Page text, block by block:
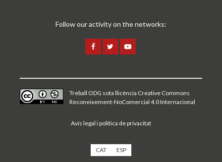
Follow our activity on the networks:
Treball ODG sota llicència Creative Commons
Reconeixement-NoComercial 4.0 Internacional
Avís legal i política de privacitat
CAT ESP